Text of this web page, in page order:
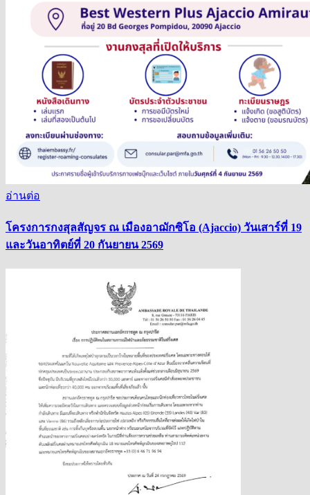
อ่านต่อ
โครงการกงสุลสัญจร ณ เมืองอาฌักซิโอ (Ajaccio) วันเสาร์ที่ 19
และวันอาทิตย์ที่ 20 กันยายน 2569